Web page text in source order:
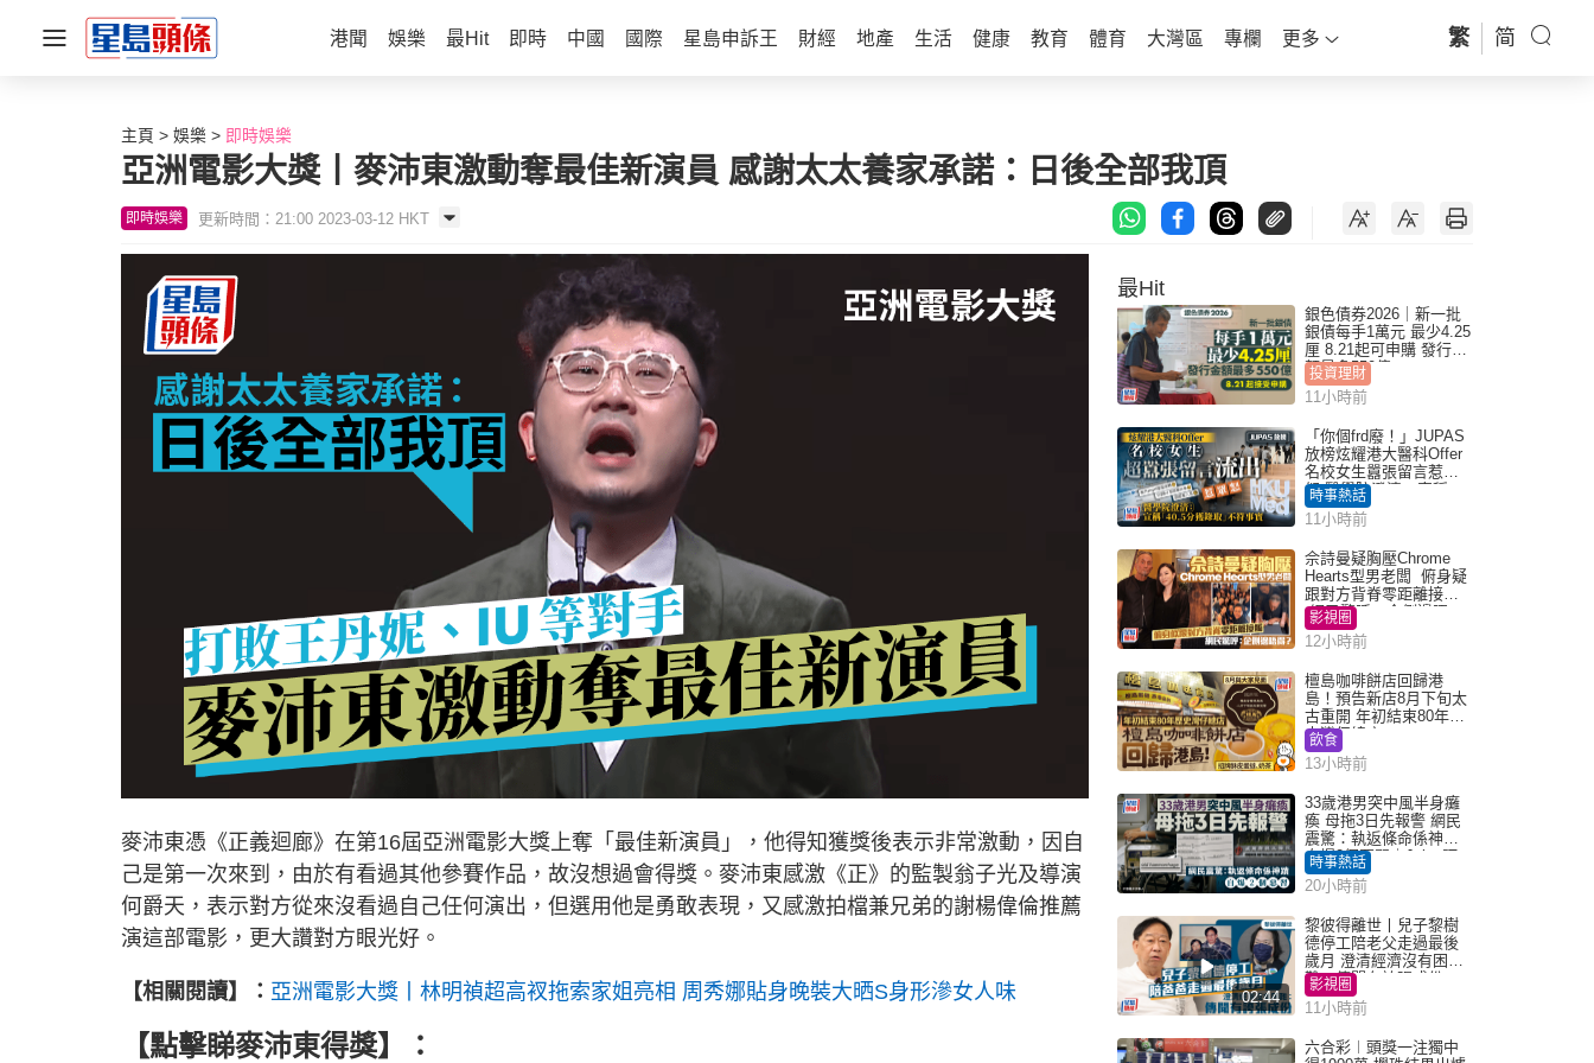
港聞 娛樂 最Hit 即時 中國 國際 星島申訴王 財經 地產 生活 健康 教育 體育 大灣區 專欄 更多 繁 简
主頁 娛樂 即時娛樂
亞洲電影大獎丨麥沛東激動奪最佳新演員 感謝太太養家承諾：日後全部我頂
即時娛樂 更新時間：21:00 2023-03-12 HKT
麥沛東憑《正義迴廊》在第16屆亞洲電影大獎上奪「最佳新演員」，他得知獲獎後表示非常激動，因自
己是第一次來到，由於有看過其他參賽作品，故沒想過會得獎。麥沛東感激《正》的監製翁子光及導演
何爵天，表示對方從來沒看過自己任何演出，但選用他是勇敢表現，又感激拍檔兼兄弟的謝楊偉倫推薦
演這部電影，更大讚對方眼光好。
【相關閱讀】： 亞洲電影大獎丨林明禎超高衩拖索家姐亮相 周秀娜貼身晚裝大晒S身形滲女人味
【點擊睇麥沛東得獎】：
最Hit
銀色債券2026｜新一批
銀債每手1萬元 最少4.25
厘 8.21起可申購 發行金
額最多550億
投資理財
11小時前
「你個frd廢！」JUPAS
放榜炫耀港大醫科Offer
名校女生囂張留言惹眾
怒 醫學院澄清：宣稱
「40.5分獲錄取」不符事
實｜Juicy叮
時事熱話
11小時前
佘詩曼疑胸壓Chrome
Hearts型男老闆 俯身疑
跟對方背脊零距離接觸
網民驚呼：企側邊唔
得？
影視圈
12小時前
檀島咖啡餅店回歸港
島！預告新店8月下旬太
古重開 年初結束80年歷
史灣仔總店
飲食
13小時前
33歲港男突中風半身癱
瘓 母拖3日先報警 網民
震驚：執返條命係神蹟
自爆2個惡習｜Juicy叮
時事熱話
20小時前
02:44
黎彼得離世丨兒子黎樹
德停工陪老父走過最後
歲月 澄清經濟沒有困
難：傳聞有誇張成份
影視圈
11小時前
六合彩︱頭獎一注獨中